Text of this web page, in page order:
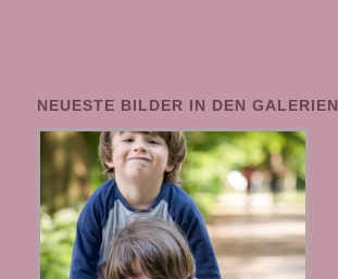
NEUESTE BILDER IN DEN GALERIEN